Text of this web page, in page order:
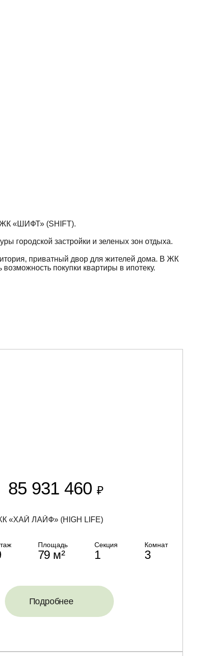
ЖК «ШИФТ» (SHIFT).
городской застройки и зеленых зон отдыха.
приватный двор для жителей дома. В ЖК
покупки квартиры в ипотеку.
85 931 460 ₽
«ХАЙ ЛАЙФ» (HIGH LIFE)
Площадь
79 м²
Секция
1
Комнат
3
Подробнее